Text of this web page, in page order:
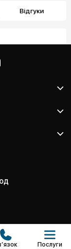
Відгуки
-
Послуги